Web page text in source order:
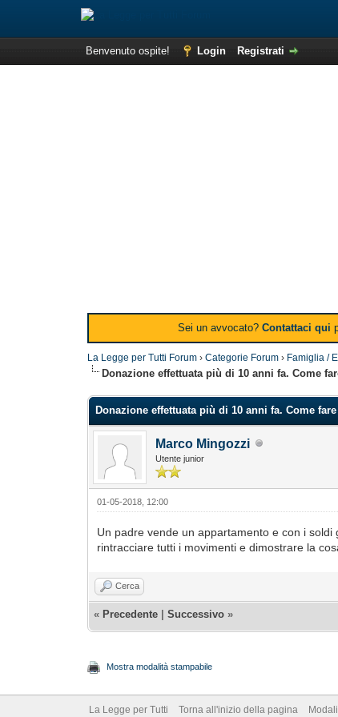
Benvenuto ospite! Login Registrati
Sei un avvocato? Contattaci qui
La Legge per Tutti Forum ›Categorie Forum › Famiglia /
Donazione effettuata più di 10 anni fa. Come
Donazione effettuata più di 10 anni fa. Come
Marco Mingozzi
Utente junior
01-05-2018, 12:00
Un padre vende un appartamento e con i
rintracciare tutti i movimenti e dimostrare la
Cerca
« Precedente |Successivo »
Mostra modalità stampabile
La Legge per Tutti Torna all'inizio della pagina